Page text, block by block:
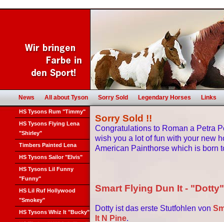
News All about Tyson Sorry Sold Legendary Horses Links
HS Tysons Rum "Timmy"
HS Tysons Flying Lena
"Shirley"
Timbers Painted Lena
HS Tysons Sailor "Elvis"
HS Tysons Lil Funny
"Funny"
HS Lil Ruf Hollywood
"Smokey"
HS Tysons Whiz It "Bucky"
Sorry Sold !!
Congratulations to Roman a Petra
wish you a lot of fun with your new
American Painthorse which is born
Smart Flying Dun It -
Dotty ist das erste Stutfohlen von
It N Pine.